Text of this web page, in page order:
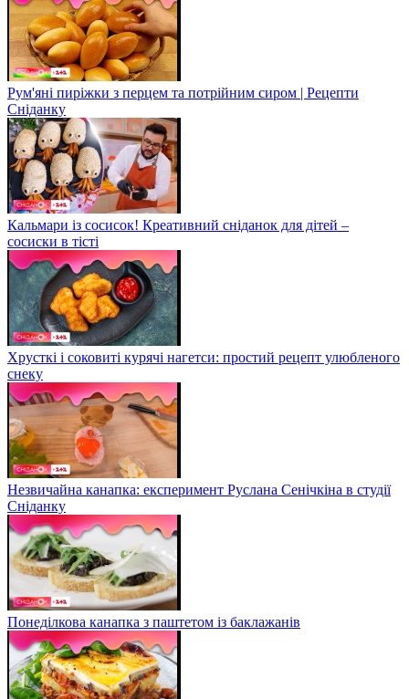
Рум'яні пиріжки з перцем та потрійним сиром | Рецепти
Сніданку
Кальмари із сосисок! Креативний сніданок для дітей –
сосиски в тісті
Хрусткі і соковиті курячі нагетси: простий рецепт улюбленого
снеку
Незвичайна канапка: експеримент Руслана Сенічкіна в студії
Сніданку
Понеділкова канапка з паштетом із баклажанів